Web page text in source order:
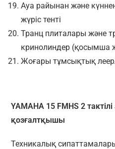
Ауа райынан және
жүріс тенті
Транц плиталары және
кринолиндер (қосымша
Жоғары тұмсықтық
YAMAHA 15 FMHS 2
қозғалтқышы
Техникалық